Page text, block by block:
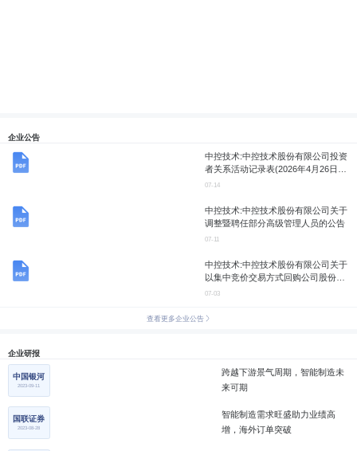
企业公告
中控技术:中控技术股份有限公司投资
者关系活动记录表(2026年4月26日-7
月8日)
07-14
中控技术:中控技术股份有限公司关于
调整暨聘任部分高级管理人员的公告
07-11
中控技术:中控技术股份有限公司关于
以集中竞价交易方式回购公司股份的
进展公告
07-03
查看更多企业公告
企业研报
中国银河
2023-09-11
跨越下游景气周期，智能制造未
来可期
国联证券
2023-08-28
智能制造需求旺盛助力业绩高
增，海外订单突破